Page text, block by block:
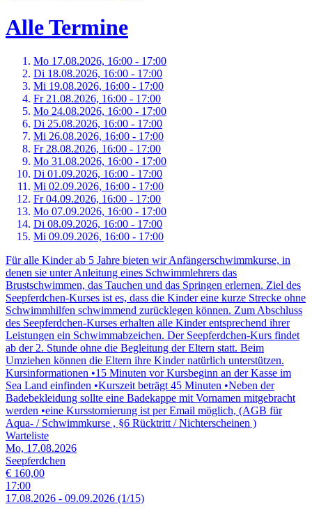
Alle Termine
Mo 17.08.2026, 16:00 - 17:00
Di 18.08.2026, 16:00 - 17:00
Mi 19.08.2026, 16:00 - 17:00
Fr 21.08.2026, 16:00 - 17:00
Mo 24.08.2026, 16:00 - 17:00
Di 25.08.2026, 16:00 - 17:00
Mi 26.08.2026, 16:00 - 17:00
Fr 28.08.2026, 16:00 - 17:00
Mo 31.08.2026, 16:00 - 17:00
Di 01.09.2026, 16:00 - 17:00
Mi 02.09.2026, 16:00 - 17:00
Fr 04.09.2026, 16:00 - 17:00
Mo 07.09.2026, 16:00 - 17:00
Di 08.09.2026, 16:00 - 17:00
Mi 09.09.2026, 16:00 - 17:00
Für alle Kinder ab 5 Jahre bieten wir Anfängerschwimmkurse, in
denen sie unter Anleitung eines Schwimmlehrers das
Brustschwimmen, das Tauchen und das Springen erlernen. Ziel des
Seepferdchen-Kurses ist es, dass die Kinder eine kurze Strecke ohne
Schwimmhilfen schwimmend zurücklegen können. Zum Abschluss
des Seepferdchen-Kurses erhalten alle Kinder entsprechend ihrer
Leistungen ein Schwimmabzeichen. Der Seepferdchen-Kurs findet
ab der 2. Stunde ohne die Begleitung der Eltern statt. Beim
Umziehen können die Eltern ihre Kinder natürlich unterstützen.
Kursinformationen •15 Minuten vor Kursbeginn an der Kasse im
Sea Land einfinden •Kurszeit beträgt 45 Minuten •Neben der
Badebekleidung sollte eine Badekappe mit Vornamen mitgebracht
werden •eine Kursstornierung ist per Email möglich, (AGB für
Aqua- / Schwimmkurse , §6 Rücktritt / Nichterscheinen )
Warteliste
Mo, 17.08.2026
Seepferdchen
€ 160,00
17:00
17.08.2026 - 09.09.2026 (1/15)